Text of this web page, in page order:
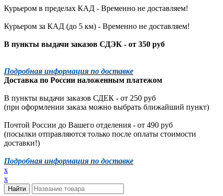
Курьером в пределах КАД - Временно не доставляем!
Курьером за КАД (до 5 км) - Временно не доставляем!
В пункты выдачи заказов СДЭК - от 350 руб
Подробная информация по доставке
Доставка по России наложенным платежом
В пункты выдачи заказов СДЕК - от 250 руб
(при оформлении заказа можно выбрать ближайший пункт)
Почтой России до Вашего отделения - от 490 руб
(посылки отправляются только после оплаты стоимости
доставки!)
Подробная информация по доставке
x
x